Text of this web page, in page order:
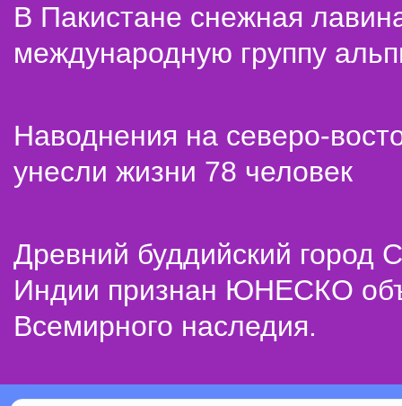
В Пакистане снежная
международную группу
Наводнения на северо-
унесли жизни 78 человек
Древний буддийский город
Индии признан ЮНЕСКО
Всемирного наследия.